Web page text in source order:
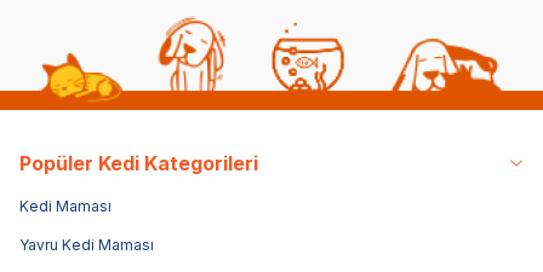
Popüler Kedi Kategorileri
Kedi Maması
Yavru Kedi Maması